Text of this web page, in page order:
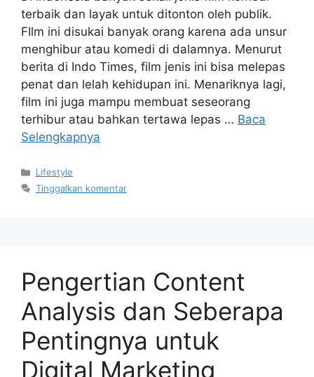
terbaik dan layak untuk ditonton oleh publik.
FIlm ini disukai banyak orang karena ada unsur
menghibur atau komedi di dalamnya. Menurut
berita di Indo Times, film jenis ini bisa melepas
penat dan lelah kehidupan ini. Menariknya lagi,
film ini juga mampu membuat seseorang
terhibur atau bahkan tertawa lepas … Baca
Selengkapnya
Kategori
Lifestyle
Tinggalkan komentar
Pengertian Content
Analysis dan Seberapa
Pentingnya untuk
Digital Marketing